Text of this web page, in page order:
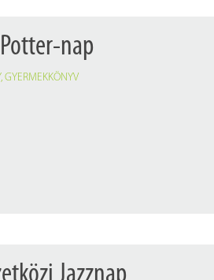
nap
,GYERMEKKÖNYV